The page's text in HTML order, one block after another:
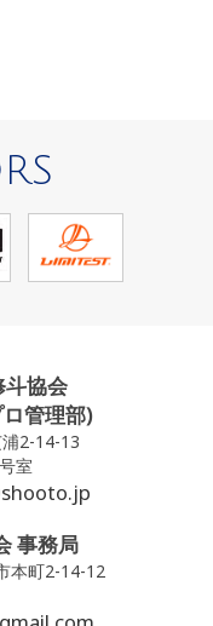
斗協会
管理部)
2-14-13
室
事務局
本町2-14-12